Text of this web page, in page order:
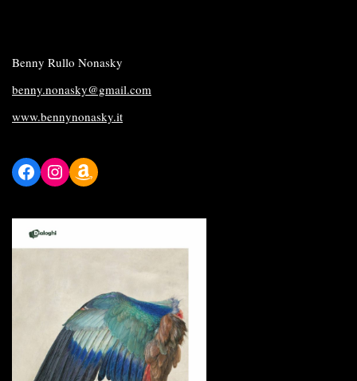
Benny Rullo Nonasky
benny.nonasky@gmail.com
www.bennynonasky.it